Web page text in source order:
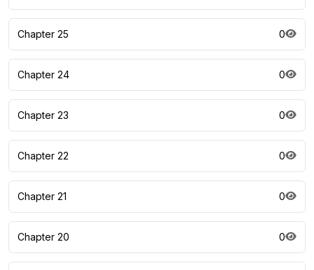
Chapter 25 0
Chapter 24 0
Chapter 23 0
Chapter 22 0
Chapter 21 0
Chapter 20 0